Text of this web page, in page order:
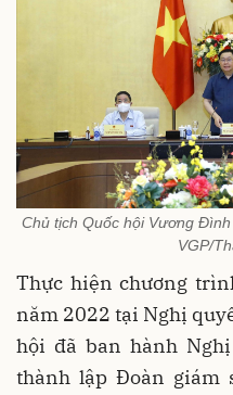
Chủ tịch Quốc hội Vương
VGP/
Thực hiện chương
năm 2022 tại Nghị
hội đã ban hành
thành lập Đoàn giám